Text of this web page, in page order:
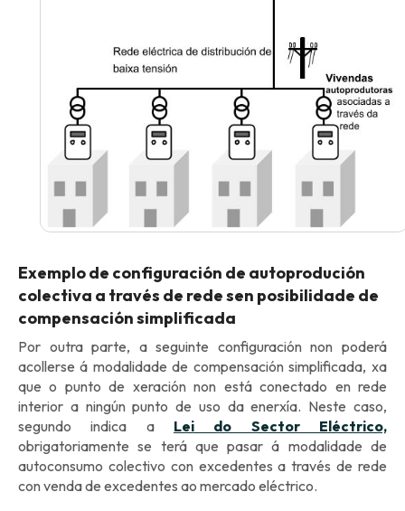
Exemplo de configuración de autoprodución
colectiva a través de rede sen posibilidade de
compensación simplificada
Por outra parte, a seguinte configuración non poderá
acollerse á modalidade de compensación simplificada, xa
que o punto de xeración non está conectado en rede
interior a ningún punto de uso da enerxía. Neste caso,
segundo indica a Lei do Sector Eléctrico,
obrigatoriamente se terá que pasar á modalidade de
autoconsumo colectivo con excedentes a través de rede
con venda de excedentes ao mercado eléctrico.